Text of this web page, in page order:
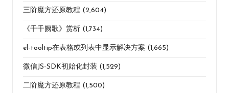
三阶魔方还原教程 (2,604)
《千千阙歌》赏析 (1,734)
el-tooltip在表格或列表中显示解决方案 (1,665)
微信JS-SDK初始化封装 (1,529)
二阶魔方还原教程 (1,500)